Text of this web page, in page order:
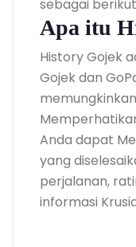
sebagai
Apa itu
History Gojek
Gojek dan
Anda dapat
yang
perjalanan,
informasi